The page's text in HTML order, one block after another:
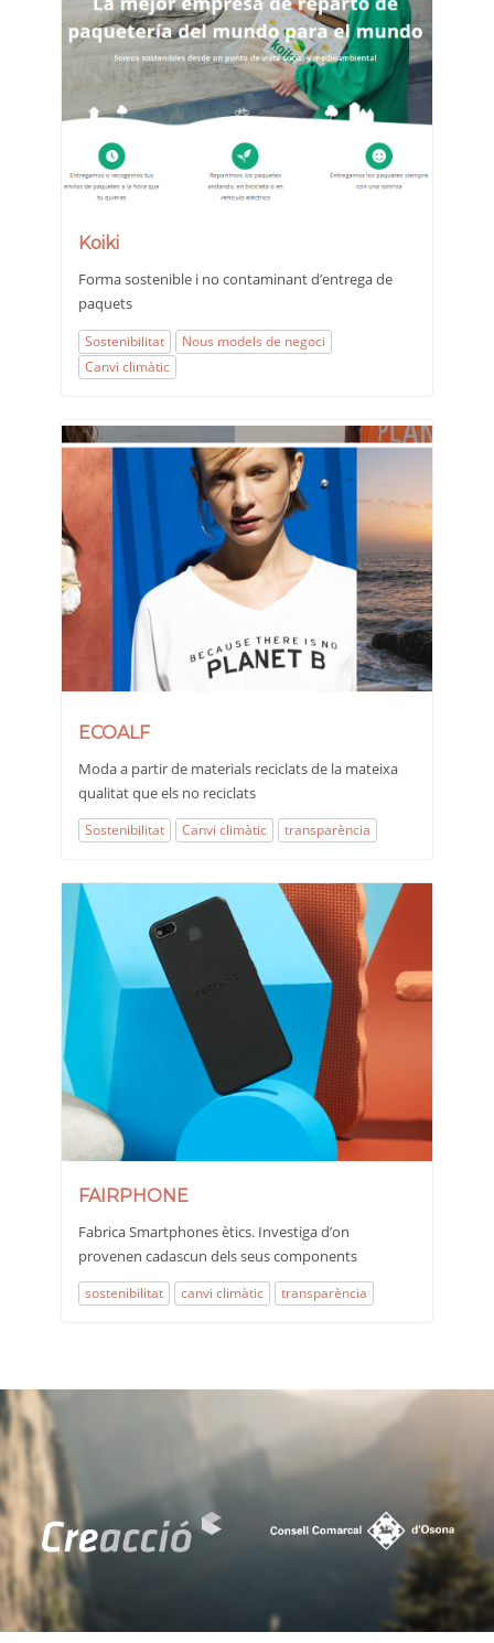
Koiki
Forma sostenible i no contaminant d’entrega de
paquets
Sostenibilitat
Nous models de negoci
Canvi climàtic
ECOALF
Moda a partir de materials reciclats de la mateixa
qualitat que els no reciclats
Sostenibilitat
Canvi climàtic transparència
FAIRPHONE
Fabrica Smartphones ètics. Investiga d’on
provenen cadascun dels seus components
sostenibilitat
canvi climàtic transparència